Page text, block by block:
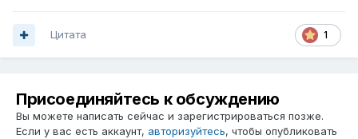
1
Цитата
Присоединяйтесь к обсуждению
Вы можете написать сейчас и зарегистрироваться позже.
Если у вас есть аккаунт, авторизуйтесь, чтобы опубликовать